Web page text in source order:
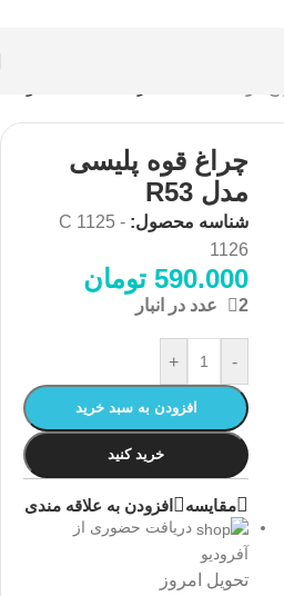
چراغ قوه پلیسی
مدل R53
شناسه محصول: C 1125 -
1126
590.000 تومان
2 عدد در انبار
-
+
افزودن به سبد خرید
خرید کنید
مقايسه افزودن به علاقه مندی
دریافت حضوری از
آفرودیو
تحویل امروز